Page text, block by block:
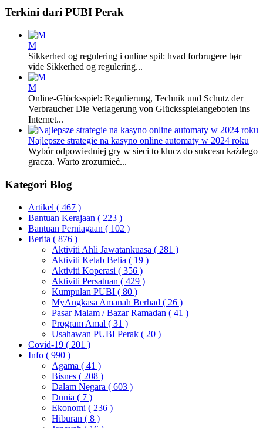
Terkini dari PUBI Perak
M
Sikkerhed og regulering i online spil: hvad forbrugere bør
vide Sikkerhed og regulering...
M
Online-Glücksspiel: Regulierung, Technik und Schutz der
Verbraucher Die Verlagerung von Glücksspielangeboten ins
Internet...
Najlepsze strategie na kasyno online automaty w 2024 roku
Wybór odpowiedniej gry w sieci to klucz do sukcesu każdego
gracza. Warto zrozumieć...
Kategori Blog
Artikel ( 467 )
Bantuan Kerajaan ( 223 )
Bantuan Perniagaan ( 102 )
Berita ( 876 )
Aktiviti Ahli Jawatankuasa ( 281 )
Aktiviti Kelab Belia ( 19 )
Aktiviti Koperasi ( 356 )
Aktiviti Persatuan ( 429 )
Kumpulan PUBI ( 80 )
MyAngkasa Amanah Berhad ( 26 )
Pasar Malam / Bazar Ramadan ( 41 )
Program Amal ( 31 )
Usahawan PUBI Perak ( 20 )
Covid-19 ( 201 )
Info ( 990 )
Agama ( 41 )
Bisnes ( 208 )
Dalam Negara ( 603 )
Dunia ( 7 )
Ekonomi ( 236 )
Hiburan ( 8 )